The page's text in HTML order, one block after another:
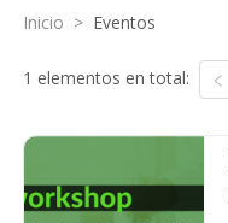
Inicio > Eventos
1 elementos en total: